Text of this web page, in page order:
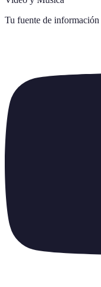
Tu fuente de información